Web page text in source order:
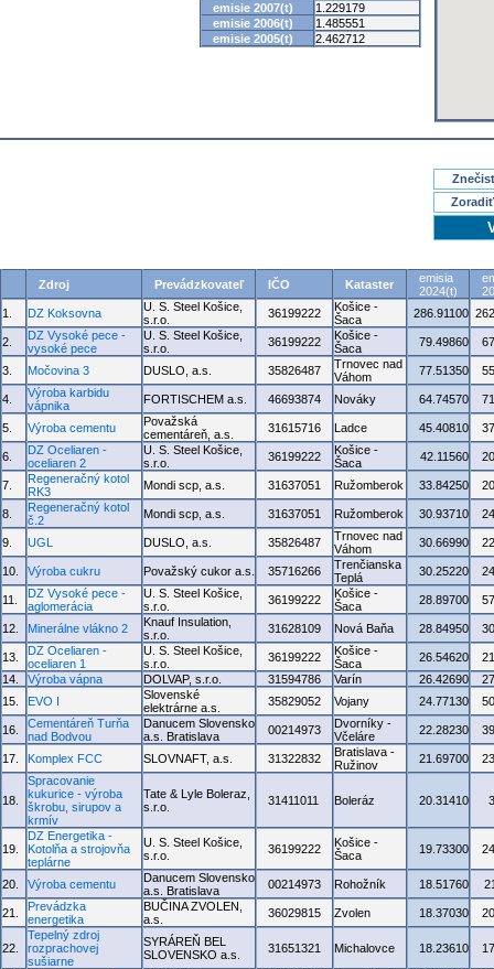
emisie 2007(t)
1.229179
emisie 2006(t)
1.485551
emisie 2005(t)
2.462712
Zdroj Prevádzkovateľ IČO Kataster
emisia
2024(t)
1.
DZ Koksovna
U. S. Steel Košice,
s.r.o.
36199222
Košice -
Šaca
286.91100
2.
DZ Vysoké pece -
vysoké pece
U. S. Steel Košice,
s.r.o.
36199222
Košice -
Šaca
79.49860
3. Močovina 3 DUSLO, a.s. 35826487
Trnovec nad
Váhom
77.51350
4.
Výroba karbidu
vápnika
FORTISCHEM a.s. 46693874 Nováky 64.74570
5. Výroba cementu
Považská
cementáreň, a.s.
31615716 Ladce 45.40810
6.
DZ Oceliaren -
oceliaren 2
U. S. Steel Košice,
s.r.o.
36199222
Košice -
Šaca
42.11560
7.
Regeneračný kotol
RK3
Mondi scp, a.s. 31637051 Ružomberok 33.84250
8.
Regeneračný kotol
č.2
Mondi scp, a.s. 31637051 Ružomberok 30.93710
9. UGL DUSLO, a.s. 35826487
Trnovec nad
Váhom
30.66990
10. Výroba cukru Považský cukor a.s. 35716266
Trenčianska
Teplá
30.25220
11.
DZ Vysoké pece -
aglomerácia
U. S. Steel Košice,
s.r.o.
36199222
Košice -
Šaca
28.89700
12. Minerálne vlákno 2
Knauf Insulation,
s.r.o.
31628109 Nová Baňa 28.84950
13.
DZ Oceliaren -
oceliaren 1
U. S. Steel Košice,
s.r.o.
36199222
Košice -
Šaca
26.54620
14.
Výroba vápna DOLVAP, s.r.o. 31594786 Varín 26.42690
15.
EVO I
Slovenské
elektrárne a.s.
35829052 Vojany 24.77130
16.
Cementáreň Turňa
nad Bodvou
Danucem Slovensko
a.s. Bratislava
00214973
Dvorníky -
Včeláre
22.28230
17. Komplex FCC SLOVNAFT, a.s. 31322832
Bratislava -
Ružinov
21.69700
18.
Spracovanie
kukurice - výroba
škrobu, sirupov a
krmív
Tate & Lyle Boleraz,
s.r.o.
31411011 Boleráz 20.31410
19.
DZ Energetika -
Kotolňa a strojovňa
teplárne
U. S. Steel Košice,
s.r.o.
36199222
Košice -
Šaca
19.73300
20. Výroba cementu
Danucem Slovensko
a.s. Bratislava
00214973 Rohožník 18.51760
21.
Prevádzka
energetika
BUČINA ZVOLEN,
a.s.
36029815 Zvolen 18.37030
22.
Tepelný zdroj
rozprachovej
sušiarne
SYRÁREŇ BEL
SLOVENSKO a.s.
31651321 Michalovce 18.23610